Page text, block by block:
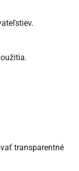
transparentné